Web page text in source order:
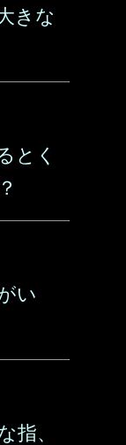
きな
とく
い
指、